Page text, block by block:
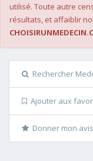
utilisé. Toute autre
résultats, et affaiblir
Rechercher
Ajouter aux
Donner mon avis